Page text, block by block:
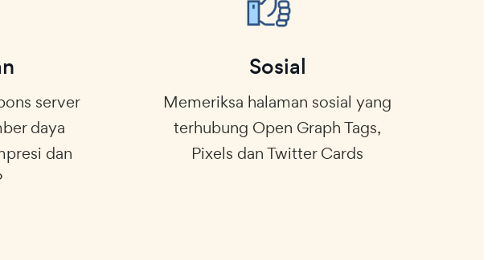
server
daya
dan
Sosial
Memeriksa halaman sosial yang
terhubung Open Graph Tags,
Pixels dan Twitter Cards